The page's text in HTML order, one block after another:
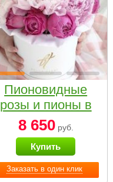
Заказать в один клик
Пионовидные
розы и пионы в
белой коробке
Small
8 650руб.
Купить